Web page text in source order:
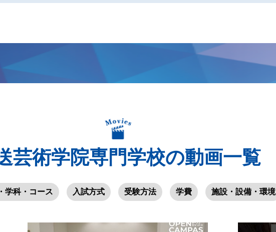
芸術学院専門学校の動画一覧
学科・コース 入試方式 受験方法 学費 施設・設備・環境